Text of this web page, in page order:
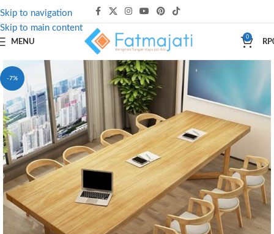
Skip to navigation
Skip to main content
MENU
0
RP
-7%